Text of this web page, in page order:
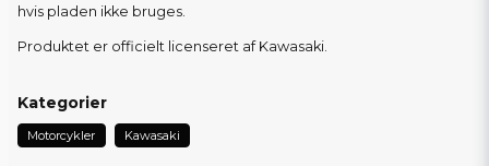
hvis pladen ikke bruges.
Produktet er officielt licenseret af Kawasaki.
Kategorier
Motorcykler Kawasaki